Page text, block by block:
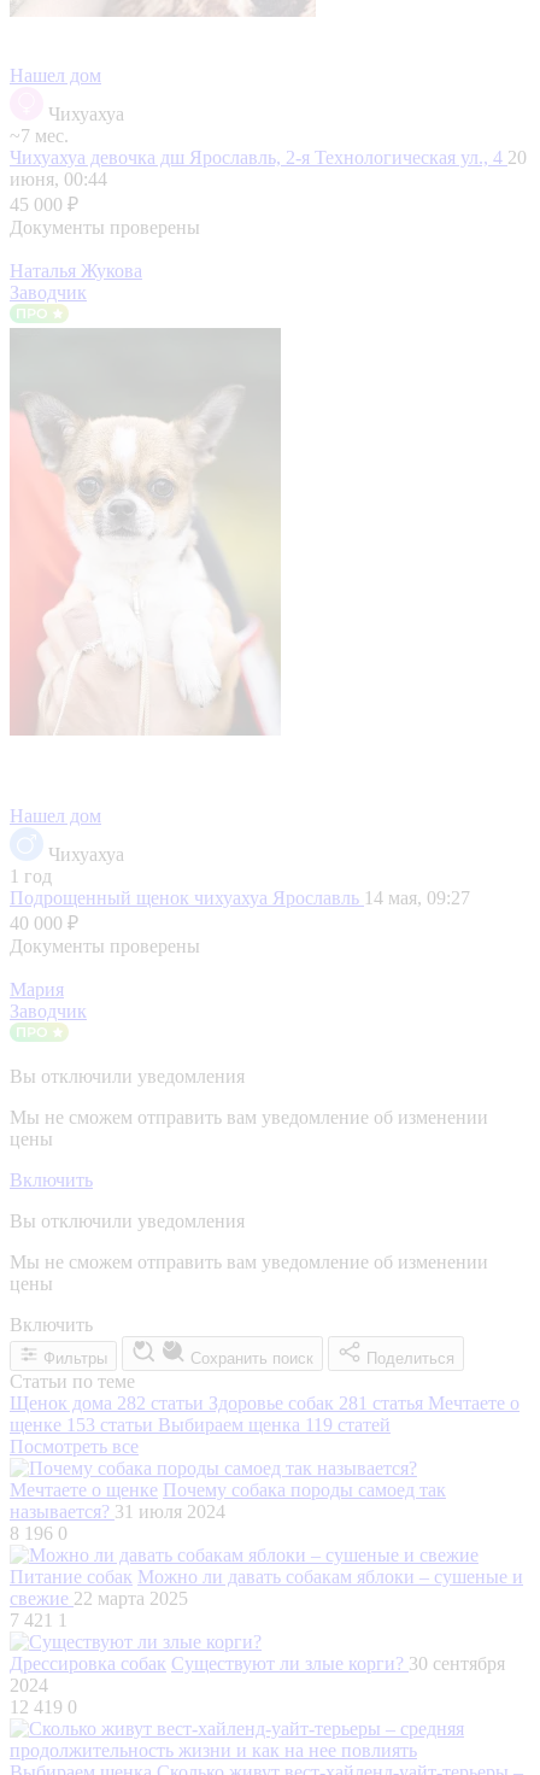
Нашел дом
Чихуахуа
~7 мес.
Чихуахуа девочка дш Ярославль, 2-я Технологическая ул., 4 20
июня, 00:44
45 000 ₽
Документы проверены
Наталья Жукова
Заводчик
Нашел дом
Чихуахуа
1 год
Подрощенный щенок чихуахуа Ярославль 14 мая, 09:27
40 000 ₽
Документы проверены
Мария
Заводчик
Вы отключили уведомления
Мы не сможем отправить вам уведомление об изменении
цены
Включить
Вы отключили уведомления
Мы не сможем отправить вам уведомление об изменении
цены
Включить
Фильтры Сохранить поиск Поделиться
Статьи по теме
Щенок дома 282 статьи Здоровье собак 281 статья Мечтаете о
щенке 153 статьи Выбираем щенка 119 статей
Посмотреть все
Мечтаете о щенке Почему собака породы самоед так
называется? 31 июля 2024
8 196 0
Питание собак Можно ли давать собакам яблоки – сушеные и
свежие 22 марта 2025
7 421 1
Дрессировка собак Существуют ли злые корги? 30 сентября
2024
12 419 0